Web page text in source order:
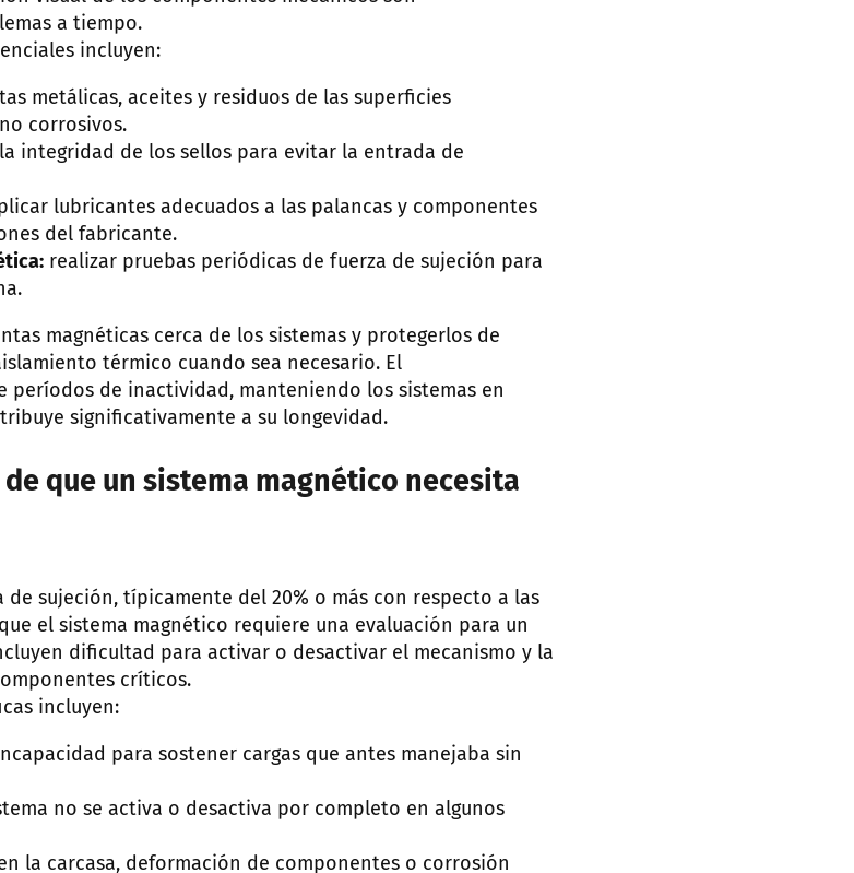
a tiempo.
incluyen:
metálicas, aceites y residuos de las superficies
corrosivos.
integridad de los sellos para evitar la entrada de
lubricantes adecuados a las palancas y componentes
del fabricante.
realizar pruebas periódicas de fuerza de sujeción para
magnéticas cerca de los sistemas y protegerlos de
térmico cuando sea necesario. El
períodos de inactividad, manteniendo los sistemas en
significativamente a su longevidad.
que un sistema magnético necesita
sujeción, típicamente del 20% o más con respecto a las
el sistema magnético requiere una evaluación para un
dificultad para activar o desactivar el mecanismo y la
críticos.
incluyen:
para sostener cargas que antes manejaba sin
no se activa o desactiva por completo en algunos
la carcasa, deformación de componentes o corrosión